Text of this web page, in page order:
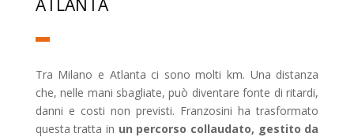
ATLANTA
Tra Milano e Atlanta ci sono molti km. Una distanza
che, nelle mani sbagliate, può diventare fonte di ritardi,
danni e costi non previsti. Franzosini ha trasformato
questa tratta in un percorso collaudato, gestito da